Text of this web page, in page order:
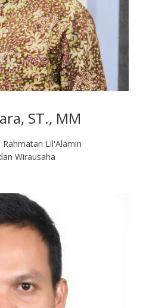
ST., MM
Lil'Alamin
Wirausaha